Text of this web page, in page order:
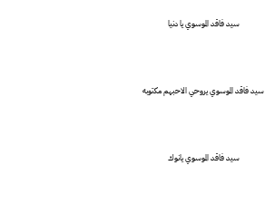
سيد فاقد الموسوي يا دنيا
سيد فاقد الموسوي يروحي الاحبهم مكتوبه
سيد فاقد الموسوي يانوك